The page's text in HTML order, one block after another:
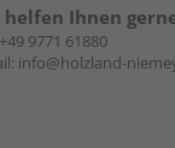
helfen Ihnen
+49 9771 61880
info@holzland-